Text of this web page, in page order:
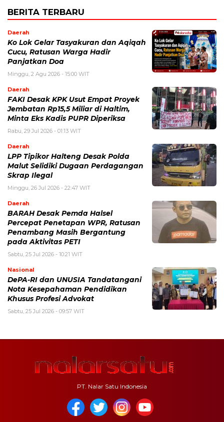
BERITA TERBARU
Daerah
Ko Lok Gelar Tasyakuran dan Aqiqah
Cucu, Ratusan Warga Hadir
Panjatkan Doa
Minggu, 2 Agu 2026 - 15:00 WIT
Daerah
FAKI Desak KPK Usut Empat Proyek
Jembatan Rp15,5 Miliar di Haltim,
Minta Eks Kadis PUPR Diperiksa
Rabu, 29 Jul 2026 - 01:13 WIT
Daerah
LPP Tipikor Halteng Desak Polda
Malut Selidiki Dugaan Perdagangan
Skrap Ilegal
Minggu, 26 Jul 2026 - 22:47 WIT
Daerah
BARAH Desak Pemda Halsel
Percepat Penetapan WPR, Ratusan
Penambang Masih Bergantung
pada Aktivitas PETI
Sabtu, 25 Jul 2026 - 10:21 WIT
Nasional
DePA-RI dan UNUSIA Tandatangani
Nota Kesepahaman Pendidikan
Khusus Profesi Advokat
Sabtu, 25 Jul 2026 - 09:57 WIT
PT. Nalar Satu Indonesia